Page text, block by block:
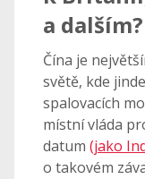
a dalším?
Čína je
světě, kde
spalovacích
místní vláda
datum (jako
o takovém